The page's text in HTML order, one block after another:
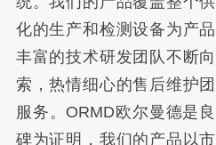
化的生产和检测设备为产
丰富的技术研发团队不断
索，热情细心的售后维护
服务。 ORMD欧尔曼德是
碑为证明，我们的产品以